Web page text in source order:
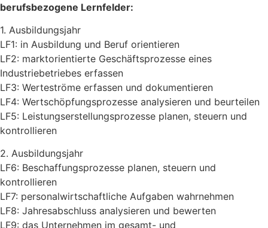
berufsbezogene Lernfelder:
1. Ausbildungsjahr
LF1: in Ausbildung und Beruf orientieren
LF2: marktorientierte Geschäftsprozesse eines
Industriebetriebes erfassen
LF3: Werteströme erfassen und dokumentieren
LF4: Wertschöpfungsprozesse analysieren und beurteilen
LF5: Leistungserstellungsprozesse planen, steuern und
kontrollieren
2. Ausbildungsjahr
LF6: Beschaffungsprozesse planen, steuern und
kontrollieren
LF7: personalwirtschaftliche Aufgaben wahrnehmen
LF8: Jahresabschluss analysieren und bewerten
LF9: das Unternehmen im gesamt- und